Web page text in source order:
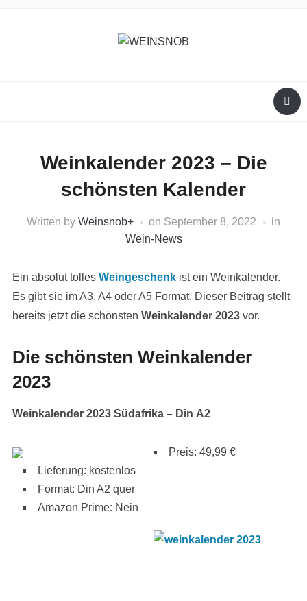
Weinkalender 2023 – Die
schönsten Kalender
Written by Weinsnob+ on September 8, 2022
in
Wein-News
Ein absolut tolles Weingeschenkist ein Weinkalender.
Es gibt sie im A3, A4 oder A5 Format. Dieser Beitrag stellt
bereits jetzt die schönsten Weinkalender 2023vor.
Die schönsten Weinkalender
2023
Weinkalender 2023 Südafrika – Din A2
Preis: 49,99 €
Lieferung: kostenlos
Format: Din A2 quer
Amazon Prime: Nein